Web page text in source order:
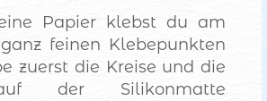
Papier klebst du am
feinen Klebepunkten
zuerst die Kreise und die
der Silikonmatte